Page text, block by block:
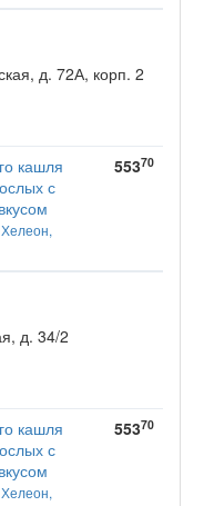
д. 72А, корп. 2
кашля
с
Хелеон,
55370
д. 34/2
кашля
с
Хелеон,
55370